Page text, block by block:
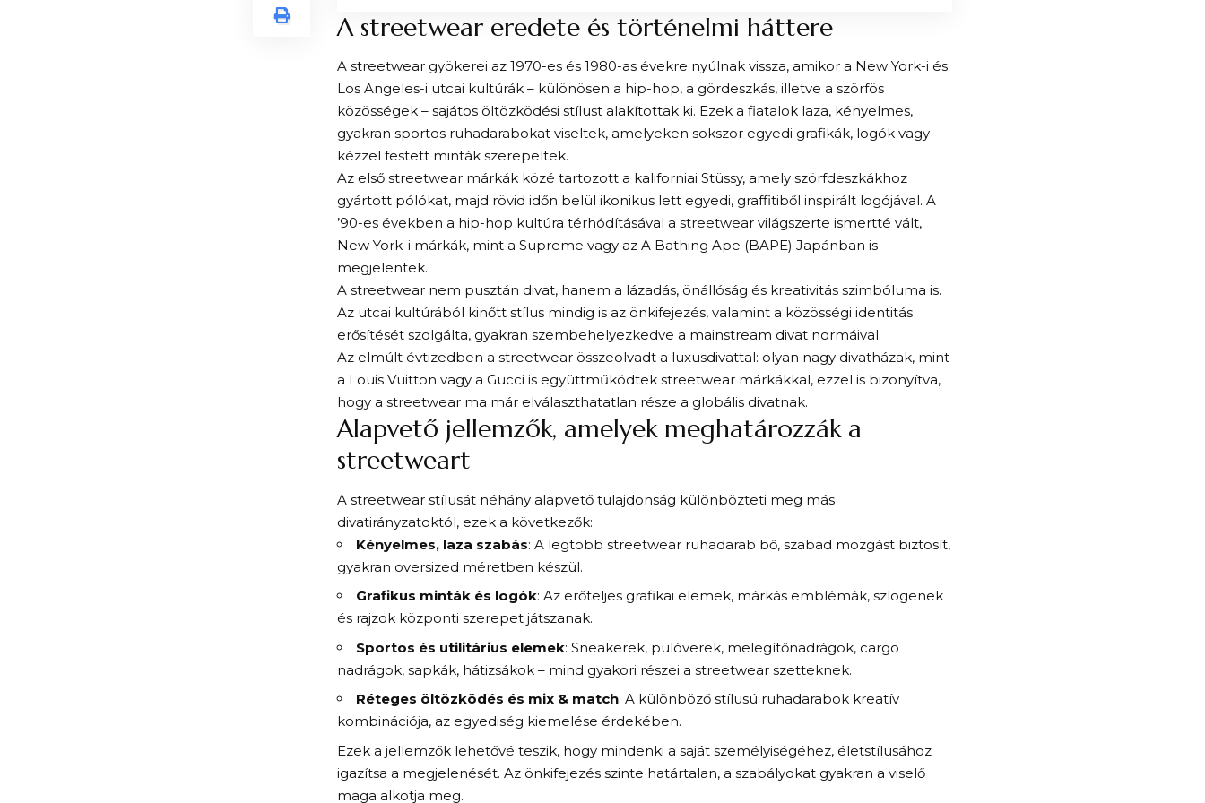
A streetwear eredete és történelmi háttere
A streetwear gyökerei az 1970-es és 1980-as évekre nyúlnak vissza, amikor a New York-i és
Los Angeles-i utcai kultúrák – különösen a hip-hop, a gördeszkás, illetve a szörfös
közösségek – sajátos öltözködési stílust alakítottak ki. Ezek a fiatalok laza, kényelmes,
gyakran sportos ruhadarabokat viseltek, amelyeken sokszor egyedi grafikák, logók vagy
kézzel festett minták szerepeltek.
Az első streetwear márkák közé tartozott a kaliforniai Stüssy, amely szörfdeszkákhoz
gyártott pólókat, majd rövid időn belül ikonikus lett egyedi, graffitiből inspirált logójával. A
’90-es években a hip-hop kultúra térhódításával a streetwear világszerte ismertté vált,
New York-i márkák, mint a Supreme vagy az A Bathing Ape (BAPE) Japánban is
megjelentek.
A streetwear nem pusztán divat, hanem a lázadás, önállóság és kreativitás szimbóluma is.
Az utcai kultúrából kinőtt stílus mindig is az önkifejezés, valamint a közösségi identitás
erősítését szolgálta, gyakran szembehelyezkedve a mainstream divat normáival.
Az elmúlt évtizedben a streetwear összeolvadt a luxusdivattal: olyan nagy divatházak, mint
a Louis Vuitton vagy a Gucci is együttműködtek streetwear márkákkal, ezzel is bizonyítva,
hogy a streetwear ma már elválaszthatatlan része a globális divatnak.
Alapvető jellemzők, amelyek meghatározzák a
streetweart
A streetwear stílusát néhány alapvető tulajdonság különbözteti meg más
divatirányzatoktól, ezek a következők:
Kényelmes, laza szabás: A legtöbb streetwear ruhadarab bő, szabad mozgást biztosít,
gyakran oversized méretben készül.
Grafikus minták és logók: Az erőteljes grafikai elemek, márkás emblémák, szlogenek
és rajzok központi szerepet játszanak.
Sportos és utilitárius elemek: Sneakerek, pulóverek, melegítőnadrágok, cargo
nadrágok, sapkák, hátizsákok – mind gyakori részei a streetwear szetteknek.
Réteges öltözködés és mix & match: A különböző stílusú ruhadarabok kreatív
kombinációja, az egyediség kiemelése érdekében.
Ezek a jellemzők lehetővé teszik, hogy mindenki a saját személyiségéhez, életstílusához
igazítsa a megjelenését. Az önkifejezés szinte határtalan, a szabályokat gyakran a viselő
maga alkotja meg.